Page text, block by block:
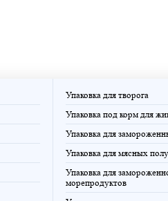
Упаковка для творога
Упаковка под корм для
Упаковка для
Упаковка для мясных
Упаковка для
морепродуктов